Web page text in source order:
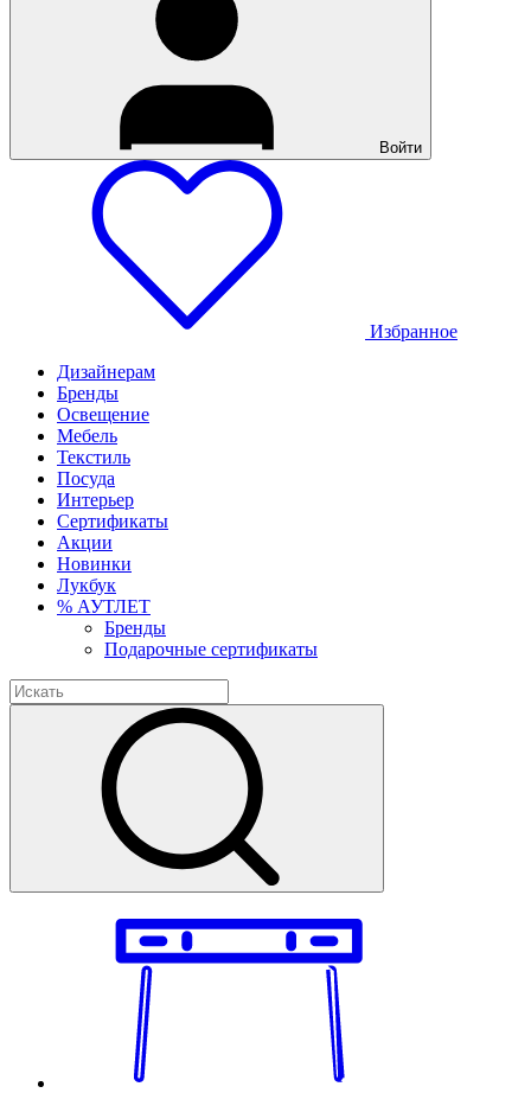
Войти
Избранное
Дизайнерам
Бренды
Освещение
Мебель
Текстиль
Посуда
Интерьер
Сертификаты
Акции
Новинки
Лукбук
% АУТЛЕТ
Бренды
Подарочные сертификаты